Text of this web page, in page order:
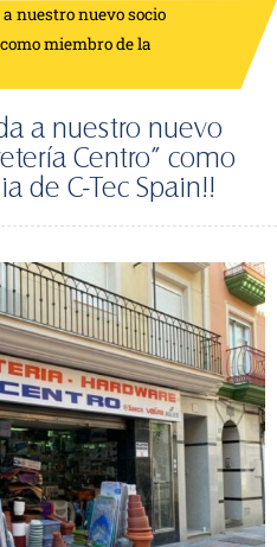
a nuestro nuevo socio
miembro de la
a nuestro nuevo
Centro” como
de C-Tec Spain!!